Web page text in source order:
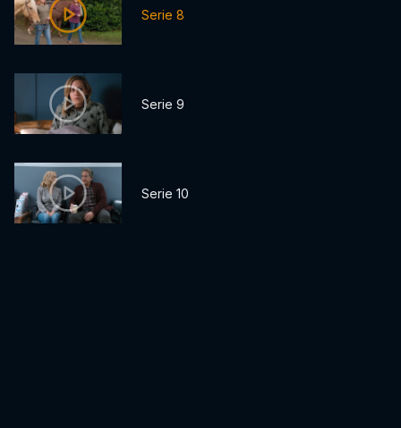
Serie 8
Serie 9
Serie 10